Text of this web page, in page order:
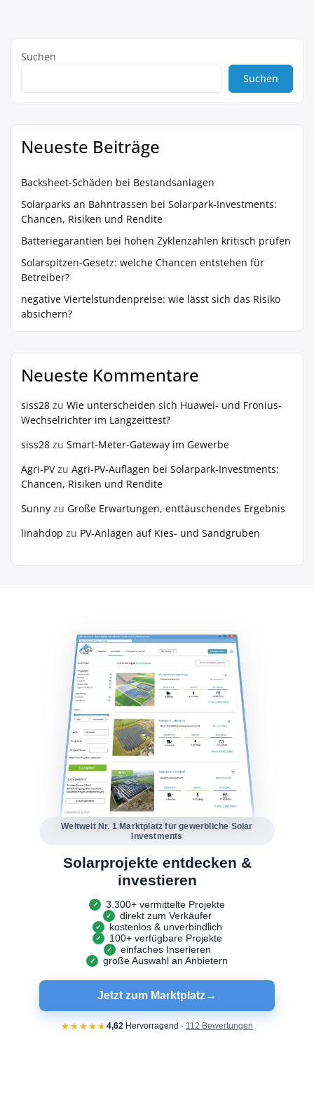
Suchen
Suchen
Neueste Beiträge
Backsheet-Schäden bei Bestandsanlagen
Solarparks an Bahntrassen bei Solarpark-Investments:
Chancen, Risiken und Rendite
Batteriegarantien bei hohen Zyklenzahlen kritisch prüfen
Solarspitzen-Gesetz: welche Chancen entstehen für
Betreiber?
negative Viertelstundenpreise: wie lässt sich das Risiko
absichern?
Neueste Kommentare
siss28 zu Wie unterscheiden sich Huawei- und Fronius-
Wechselrichter im Langzeittest?
siss28 zu Smart-Meter-Gateway im Gewerbe
Agri-PVzu Agri-PV-Auflagen bei Solarpark-Investments:
Chancen, Risiken und Rendite
Sunny zu Große Erwartungen, enttäuschendes Ergebnis
linahdop zu PV‑Anlagen auf Kies- und Sandgruben